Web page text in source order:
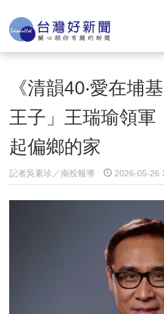
《清韻40‧愛在
王子」王瑞瑜領
起偏鄉的家
記者吳素珍／南投報導 2026-05-26